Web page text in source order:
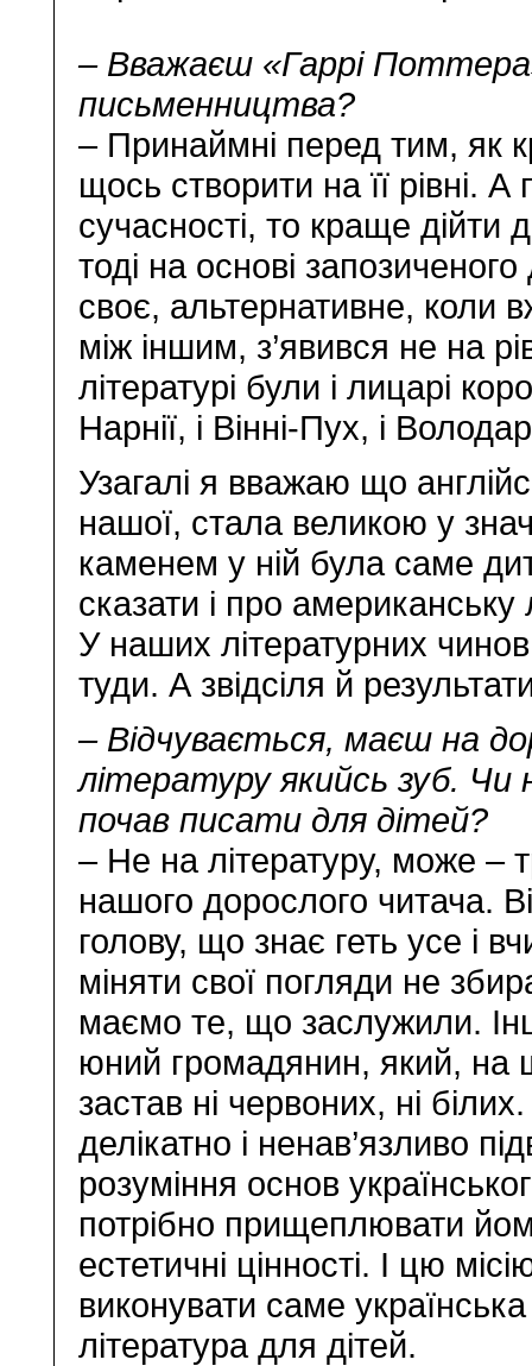
– Вважаєш «Гаррі
письменництва?
– Принаймні перед тим, як
щось створити на її рівні.
сучасності, то краще дійти
тоді на основі
своє, альтернативне, коли
між іншим, з’явився не на
літературі були і лицарі
Нарнії, і Вінні-Пух, і
Узагалі я вважаю що
нашої, стала великою у
каменем у ній була саме
сказати і про американську
У наших літературних
туди. А звідсіля й
– Відчувається, маєш на
літературу якийсь зуб.
почав писати для дітей?
– Не на літературу, може –
нашого дорослого читача.
голову, що знає геть усе і
міняти свої погляди не
маємо те, що заслужили.
юний громадянин, який, на
застав ні червоних, ні
делікатно і ненав’язливо
розуміння основ
потрібно прищеплювати
естетичні цінності. І цю
виконувати саме українська
література для дітей.